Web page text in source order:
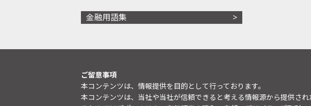
金融用語集
ご留意事項
本コンテンツは、情報提供を目的として行っております。
本コンテンツは、当社や当社が信頼できると考える情報源から提供さ